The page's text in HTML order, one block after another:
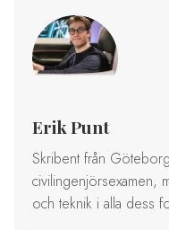
Erik Punt
Skribent från
civilingenjörsexamen,
och teknik i alla dess